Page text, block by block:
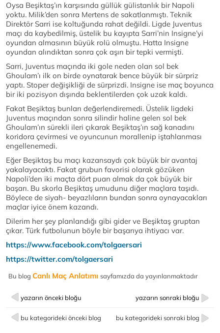
Oysa Beşiktaş’ın karşısında güllük gülistanlık bir Napoli
yoktu. Milik’den sonra Mertens de sakatlanmıştı. Teknik
Direktör Sarri ise koltuğunda rahat değildi. Ligde Juventus
maçı da kaybedilmiş, üstelik bu kayıpta Sarri’nin Insigne’yi
oyundan almasının büyük rolü olmuştu. Hatta Insigne
oyundan alındıktan sonra çok aşırı bir tepki vermişti.
Sarri, Juventus maçında iki gole neden olan sol bek
Ghoulam’ı ilk on birde oynatarak bence büyük bir sürpriz
yaptı. Stoper değişikliği de sürprizdi. Insigne ise maç boyunca
bir iki pozisyon dışında beklentilerden çok uzak kaldı.
Fakat Beşiktaş bunları değerlendiremedi. Üstelik ligdeki
Juventus maçından sonra silindir haline gelen sol bek
Ghoulam’ın sürekli ileri çıkarak Beşiktaş’ın sağ kanadını
koridora çevirmesi ve oyuncunun morallenip iştahlanması
engellenemedi.
Eğer Beşiktaş bu maçı kazansaydı çok büyük bir avantaj
yakalayacaktı. Fakat grubun favorisi olarak gözüken
Napoli’den iki maçta dört puan almak da çok büyük bir
başarı. Bu skorla Beşiktaş umudunu diğer maçlara taşıdı.
Böylece de siyah- beyazlıların bundan sonra oynayacakları
maçlar iyice önem kazandı.
Dilerim her şey planlandığı gibi gider ve Beşiktaş gruptan
çıkar. Türk futbolunun böyle bir başarıya ihtiyacı var.
https://www.facebook.com/tolgaersari
https://twitter.com/tolgaersari
Bu blog Canlı Maç Anlatımı sayfamızda da yayınlanmaktadır
yazarın önceki bloğu yazarın sonraki bloğu
bu kategorideki önceki blog bu kategorideki sonraki blog